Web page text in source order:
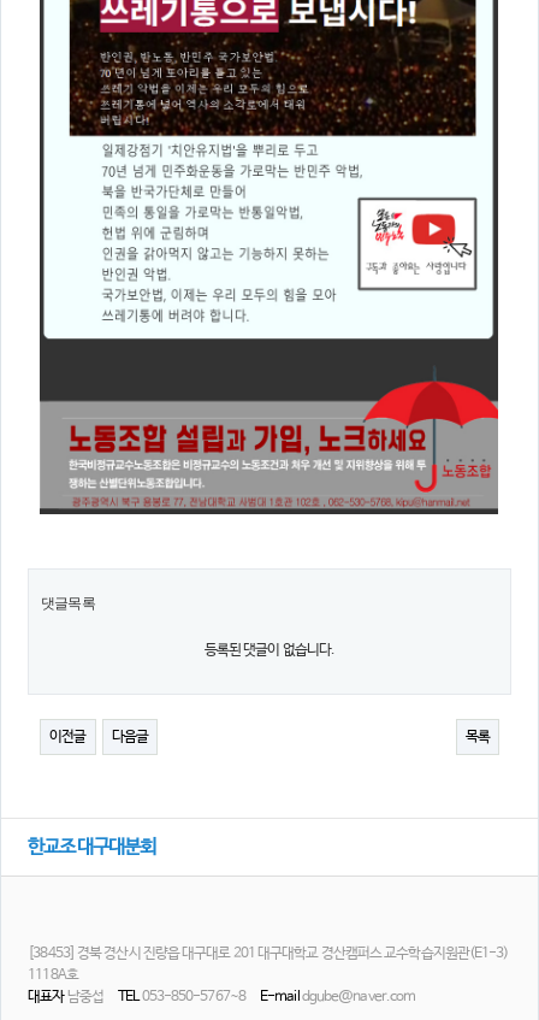
댓글목록
등록된 댓글이 없습니다.
이전글 다음글 목록
한교조 대구대분회
[38453] 경북 경산시 진량읍 대구대로 201 대구대학교 경산캠퍼스 교수학습지원관(E1-3)
1118A호
대표자남중섭 TEL053-850-5767~8 E-maildgube@naver.com